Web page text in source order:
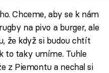
Chceme, aby se k nám
na pivo a burger, ale
že když si budou chtít
to taky umíme. Tuhle
z Piemontu a nechal si